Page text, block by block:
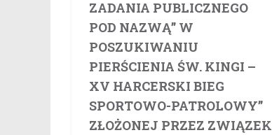
ZADANIA PUBLICZNEGO
POD NAZWĄ” W
POSZUKIWANIU
PIERŚCIENIA ŚW. KINGI –
XV HARCERSKI BIEG
SPORTOWO-PATROLOWY”
ZŁOŻONEJ PRZEZ ZWIĄZEK